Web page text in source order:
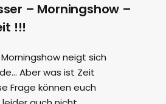
– Morningshow –
!!!
Morningshow neigt sich
Aber was ist Zeit
Frage können euch